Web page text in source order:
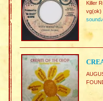
Killer
vg(ok)
sound♪